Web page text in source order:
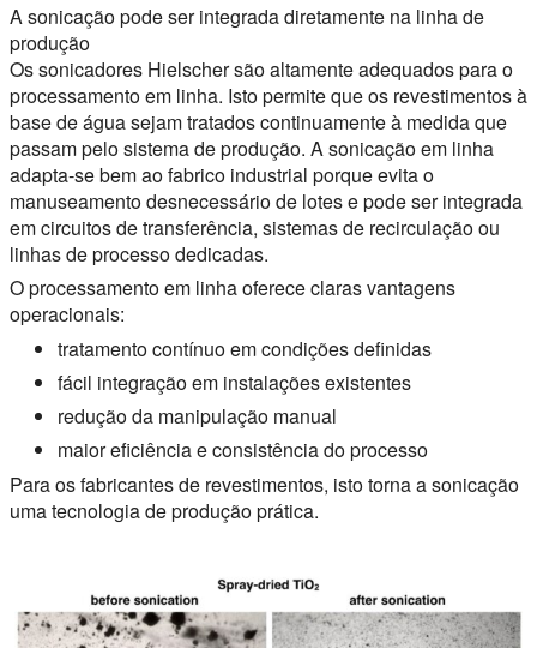
A sonicação pode ser integrada diretamente na linha de
produção
Os sonicadores Hielscher são altamente adequados para o
processamento em linha. Isto permite que os revestimentos à
base de água sejam tratados continuamente à medida que
passam pelo sistema de produção. A sonicação em linha
adapta-se bem ao fabrico industrial porque evita o
manuseamento desnecessário de lotes e pode ser integrada
em circuitos de transferência, sistemas de recirculação ou
linhas de processo dedicadas.
O processamento em linha oferece claras vantagens
operacionais:
tratamento contínuo em condições definidas
fácil integração em instalações existentes
redução da manipulação manual
maior eficiência e consistência do processo
Para os fabricantes de revestimentos, isto torna a sonicação
uma tecnologia de produção prática.